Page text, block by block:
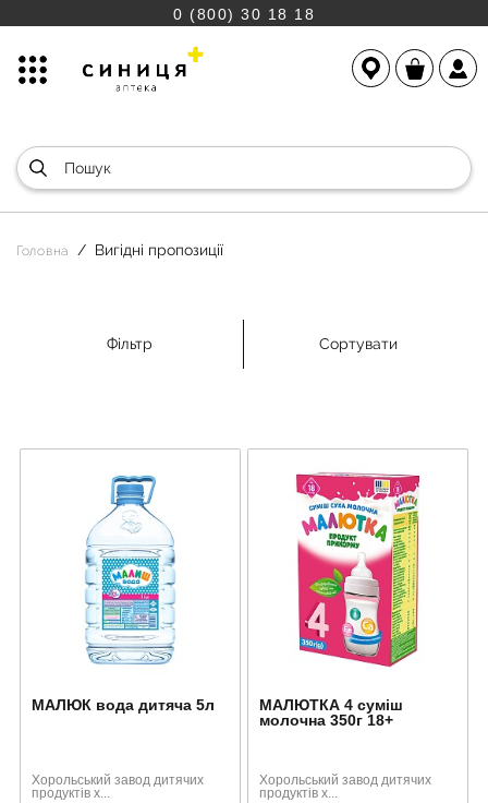
0 (800) 30 18 18
Головна Вигідні пропозиції
Фільтр Сортувати
МАЛЮК вода дитяча 5л
Хорольський завод дитячих
продуктів х...
МАЛЮТКА 4 суміш
молочна 350г 18+
Хорольський завод дитячих
продуктів х...